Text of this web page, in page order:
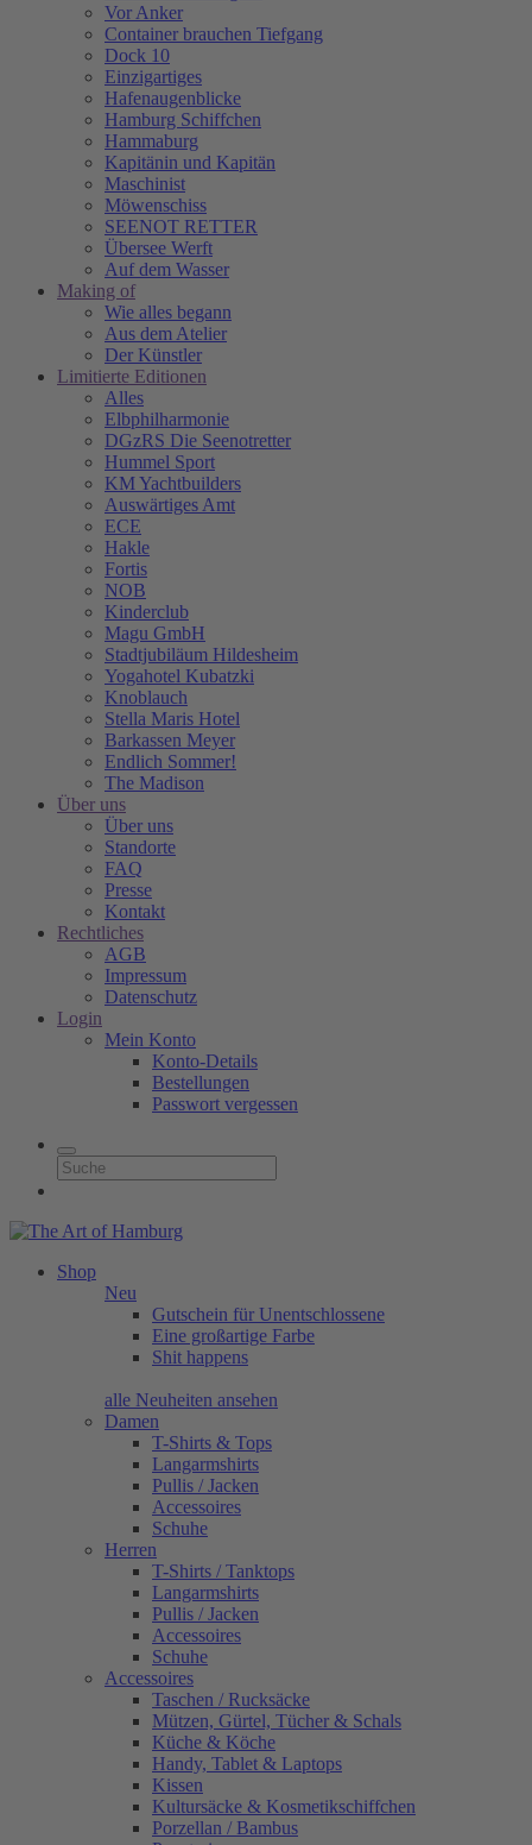
Vor Anker
Container brauchen Tiefgang
Dock 10
Einzigartiges
Hafenaugen­blicke
Hamburg Schiffchen
Hammaburg
Kapitänin und Kapitän
Maschinist
Möwenschiss
SEENOT RETTER
Übersee Werft
Auf dem Wasser
Making of
Wie alles begann
Aus dem Atelier
Der Künstler
Limitierte Editionen
Alles
Elbphilharmonie
DGzRS Die Seenotretter
Hummel Sport
KM Yachtbuilders
Auswärtiges Amt
ECE
Hakle
Fortis
NOB
Kinderclub
Magu GmbH
Stadtjubiläum Hildesheim
Yogahotel Kubatzki
Knoblauch
Stella Maris Hotel
Barkassen Meyer
Endlich Sommer!
The Madison
Über uns
Über uns
Standorte
FAQ
Presse
Kontakt
Rechtliches
AGB
Impressum
Datenschutz
Login
Mein Konto
Konto-Details
Bestellungen
Passwort vergessen
Shop
Neu
Gutschein für Unentschlossene
Eine großartige Farbe
Shit happens
alle Neuheiten ansehen
Damen
T-Shirts & Tops
Langarmshirts
Pullis / Jacken
Accessoires
Schuhe
Herren
T-Shirts / Tanktops
Langarmshirts
Pullis / Jacken
Accessoires
Schuhe
Accessoires
Taschen / Rucksäcke
Mützen, Gürtel, Tücher & Schals
Küche & Köche
Handy, Tablet & Laptops
Kissen
Kultursäcke & Kosmetikschiffchen
Porzellan / Bambus